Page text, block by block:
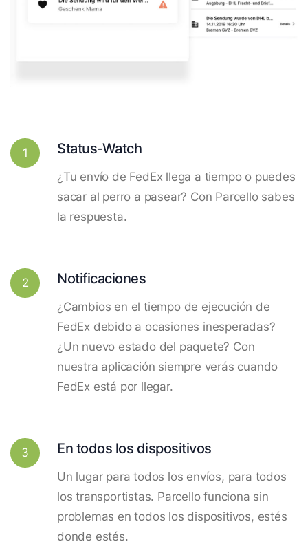
1 Status-Watch
¿Tu envío de FedEx llega a tiempo o puedes
sacar al perro a pasear? Con Parcello sabes
la respuesta.
2 Notificaciones
¿Cambios en el tiempo de ejecución de
FedEx debido a ocasiones inesperadas?
¿Un nuevo estado del paquete? Con
nuestra aplicación siempre verás cuando
FedEx está por llegar.
3 En todos los dispositivos
Un lugar para todos los envíos, para todos
los transportistas. Parcello funciona sin
problemas en todos los dispositivos, estés
donde estés.